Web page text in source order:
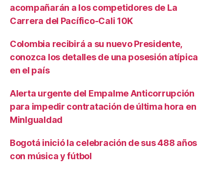
acompañarán a los competidores de La
Carrera del Pacífico-Cali 10K
Colombia recibirá a su nuevo Presidente,
conozca los detalles de una posesión atípica
en el país
Alerta urgente del Empalme Anticorrupción
para impedir contratación de última hora en
MinIgualdad
Bogotá inició la celebración de sus 488 años
con música y fútbol